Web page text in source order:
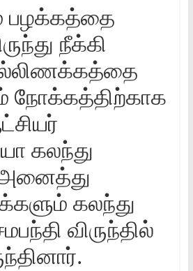
நீக்கி
நோக்கத்திற்காக
கலந்து
கலந்து
விருந்தில்